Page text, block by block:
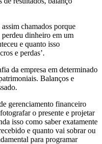
chamados porque
perdeu dinheiro em um
e quanto isso
e perdas’.
da empresa em determinado
Balanços e
gerenciamento financeiro
o presente e projetar
isso como saber exatamente
e quanto vai sobrar ou
para programar